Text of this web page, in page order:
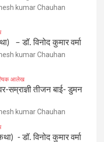
kumar Chauhan
– डॉ. विनोद कुमार वर्मा
kumar Chauhan
आलेख
सम्राज्ञी तीजन बाई- डुमन
kumar Chauhan
​- डॉ. विनोद कुमार वर्मा